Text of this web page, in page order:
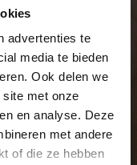
advertenties te
media te bieden
Ook delen we
met onze
en analyse. Deze
met andere
of die ze hebben